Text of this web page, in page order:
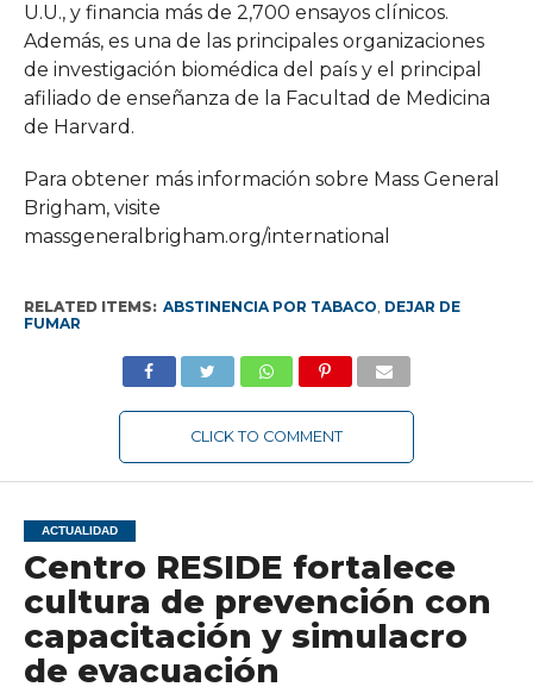
U.U., y financia más de 2,700 ensayos clínicos.
Además, es una de las principales organizaciones
de investigación biomédica del país y el principal
afiliado de enseñanza de la Facultad de Medicina
de Harvard.
Para obtener más información sobre Mass General
Brigham, visite
massgeneralbrigham.org/international
RELATED ITEMS: ABSTINENCIA POR TABACO, DEJAR DE
FUMAR
CLICK TO COMMENT
ACTUALIDAD
Centro RESIDE fortalece
cultura de prevención con
capacitación y simulacro
de evacuación